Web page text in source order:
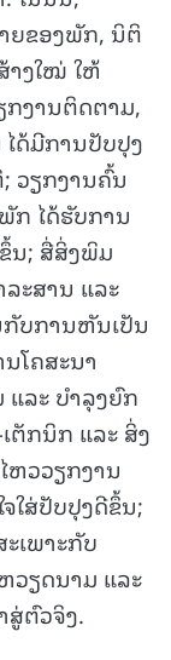
ຍຂອງພັກ, ນິຕິ
າງໃໝ່ ໃຫ້
ກງານຕິດຕາມ,
ດ້ມີການປັບປຸງ
ວຽກງານຄົ້ນ
ກ ໄດ້ຮັບການ
ນ; ສື່ສິ່ງພິມ
ະສານ ແລະ
ບການຫັນເປັນ
ໂຄສະນາ
ລະ ບໍາລຸງຍົກ
ຕັກນິກ ແລະ ສິ່ງ
ຫວວຽກງານ
ໃສ່ປັບປຸງດີຂຶ້ນ;
ເພາະກັບ
ວຽດນາມ ແລະ
ສູ່ຕົວຈິງ.